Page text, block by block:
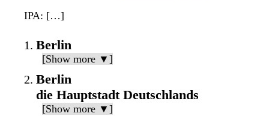
IPA: […]
Berlin
[Show more ▼]
Berlin
die Hauptstadt Deutschlands
[Show more ▼]